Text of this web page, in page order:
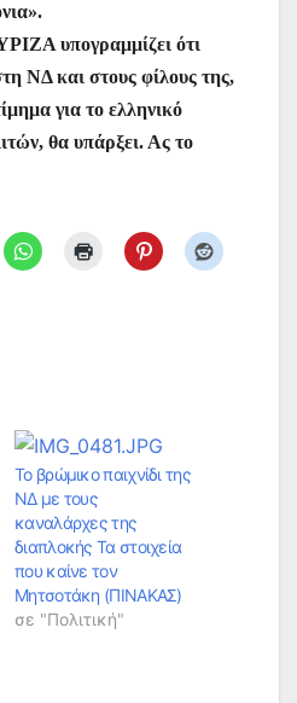
υπογραμμίζει ότι
ΝΔ και στους φίλους της,
για το ελληνικό
θα υπάρξει. Ας το
Το βρώμικο παιχνίδι της
ΝΔ με τους
καναλάρχες της
διαπλοκής Τα στοιχεία
που καίνε τον
Μητσοτάκη (ΠΙΝΑΚΑΣ)
σε "Πολιτική"